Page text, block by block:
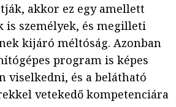
akkor ez egy amellett
is személyek, és megilleti
kijáró méltóság. Azonban
program is képes
viselkedni, és a belátható
vetekedő kompetenciára